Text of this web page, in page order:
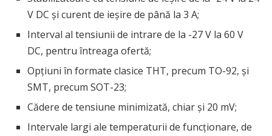
V DC și curent de ieșire de până la 3 A;
Interval al tensiunii de intrare de la -27 V la 60 V
DC, pentru întreaga ofertă;
Opțiuni în formate clasice THT, precum TO-92, și
SMT, precum SOT-23;
Cădere de tensiune minimizată, chiar și 20 mV;
Intervale largi ale temperaturii de funcționare, de